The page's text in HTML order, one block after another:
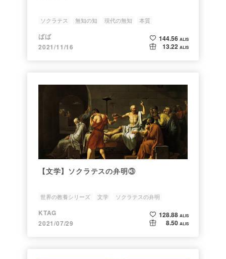
ソクラテス 無知の知 現代の無知 本質
ばば
2021/11/16
144.56 ALIS
13.22 ALIS
【文学】ソクラテスの弁明③
世界の教養シリーズ 文学
ソクラテスの弁明
ソクラテス
KTAG
2021/07/29
128.88 ALIS
8.50 ALIS